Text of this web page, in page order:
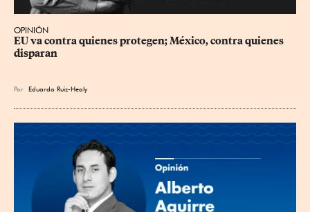
OPINIÓN
EU va contra quienes protegen; México, contra quienes
disparan
Por Eduardo Ruiz-Healy